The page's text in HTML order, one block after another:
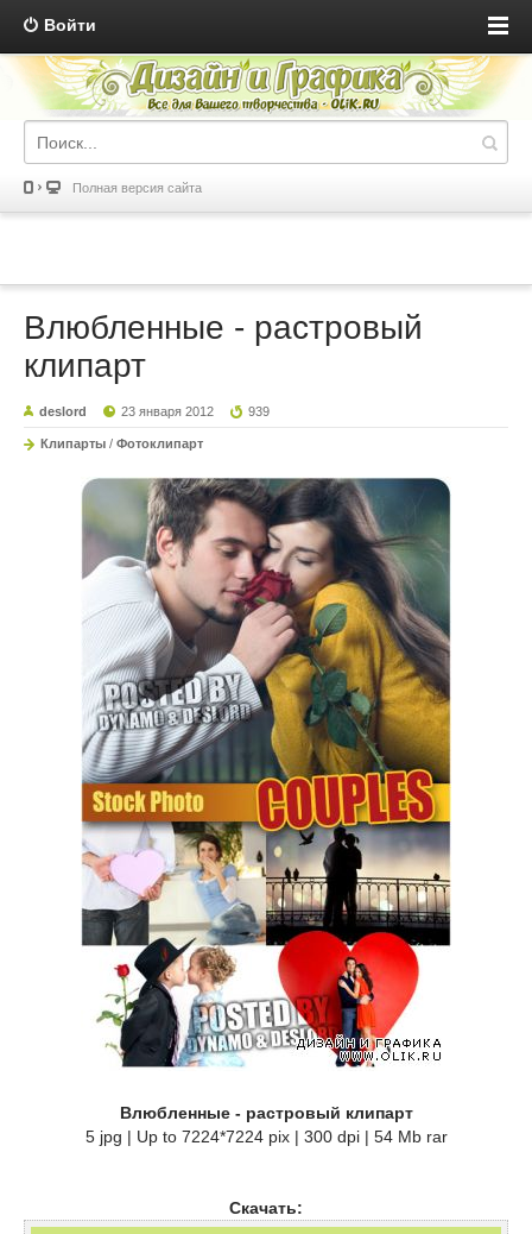
Войти
Полная версия сайта
Влюбленные - растровый
клипарт
deslord 23 января 2012 939
Клипарты / Фотоклипарт
Влюбленные - растровый клипарт
5 jpg | Up to 7224*7224 pix | 300 dpi | 54 Mb rar
Скачать: